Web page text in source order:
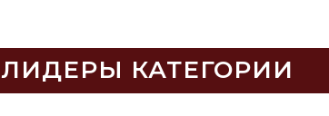
ЛИДЕРЫ КАТЕГОРИИ